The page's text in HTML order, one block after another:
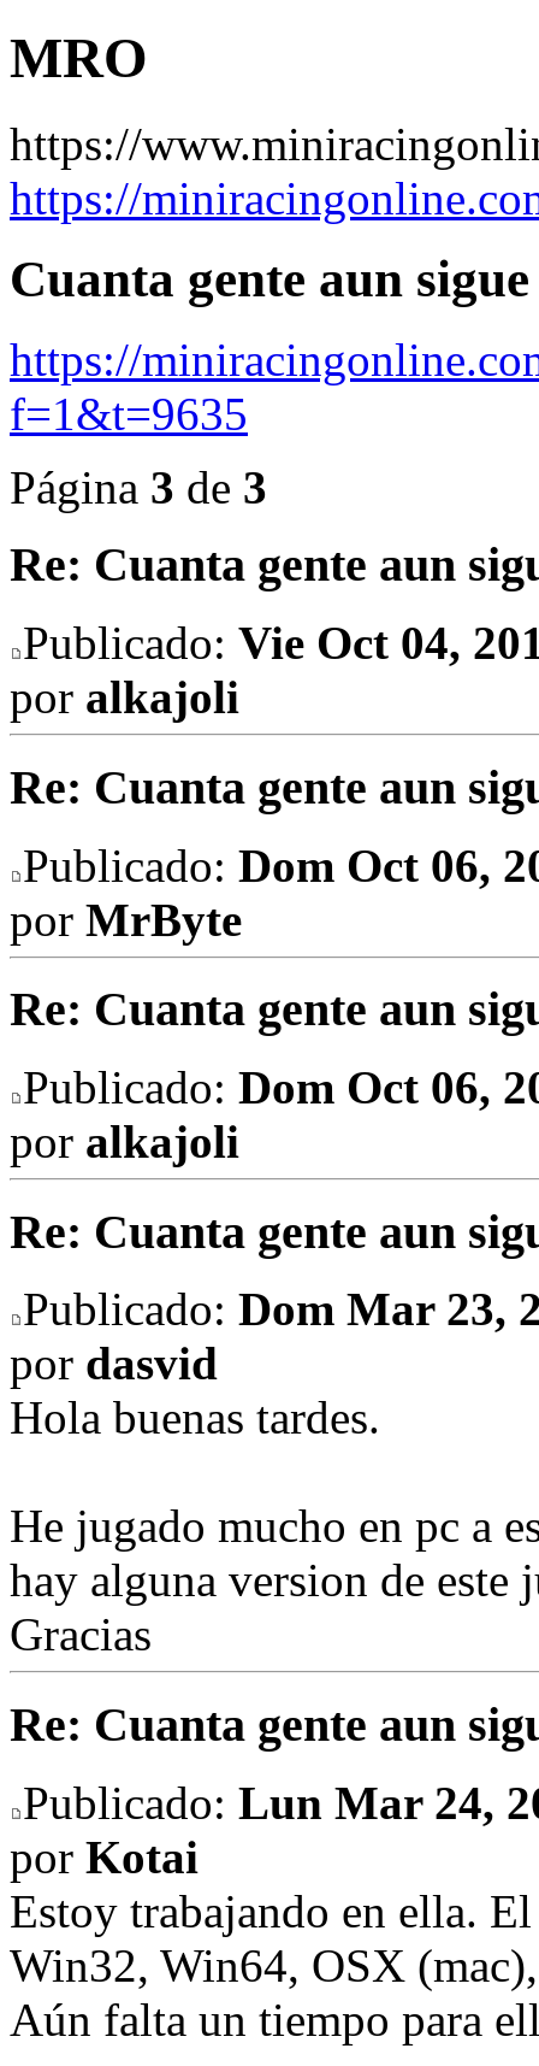
MRO
https://
https://
Cuanta gente aun
https://
f=1&t=9635
Página 3 de 3
Re: Cuanta gente aun
Publicado: Vie Oct 04,
por alkajoli
Re: Cuanta gente aun
Publicado: Dom Oct 06,
por MrByte
Re: Cuanta gente aun
Publicado: Dom Oct 06,
por alkajoli
Re: Cuanta gente aun
Publicado: Dom Mar 23,
por dasvid
Hola buenas tardes.
He jugado mucho en pc a
hay alguna version de este
Gracias
Re: Cuanta gente aun
Publicado: Lun Mar 24,
por Kotai
Estoy trabajando en ella.
Win32, Win64, OSX
Aún falta un tiempo para